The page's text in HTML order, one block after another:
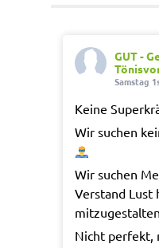
GUT -
Samstag
Keine
Wir suchen
Wir suchen
Verstand Lust
Nicht perfekt,